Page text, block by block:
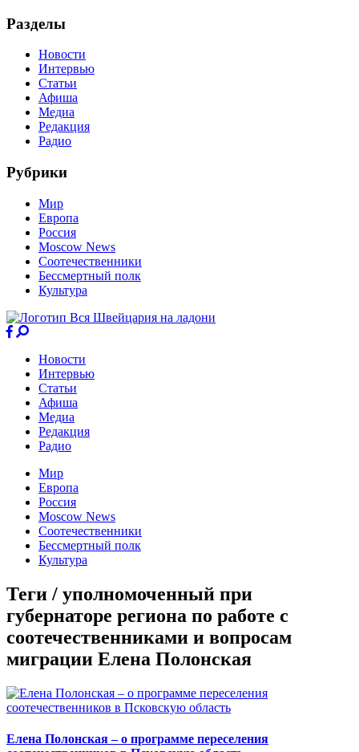
Разделы
Новости
Интервью
Статьи
Афиша
Медиа
Редакция
Радио
Рубрики
Мир
Европа
Россия
Moscow News
Соотечественники
Бессмертный полк
Культура
Новости
Интервью
Статьи
Афиша
Медиа
Редакция
Радио
Мир
Европа
Россия
Moscow News
Соотечественники
Бессмертный полк
Культура
Теги / уполномоченный при
губернаторе региона по работе с
соотечественниками и вопросам
миграции Елена Полонская
Елена Полонская – о программе переселения